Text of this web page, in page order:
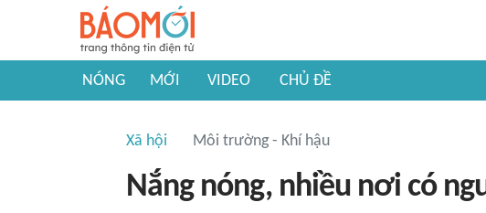
NÓNG MỚI VIDEO CHỦ ĐỀ
Xã hội Môi trường - Khí hậu
Nắng nóng, nhiều nơi có